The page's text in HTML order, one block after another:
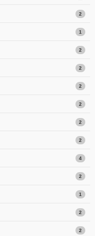
2
1
2
2
2
2
2
2
4
2
1
2
2